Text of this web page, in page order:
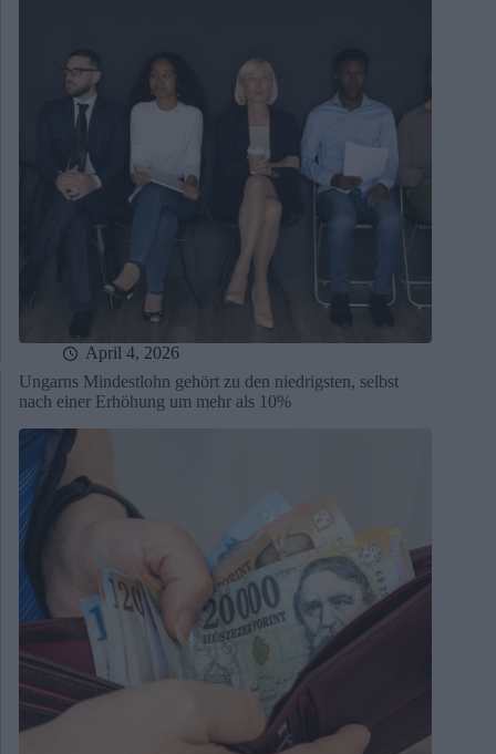
April 4, 2026
Ungarns Mindestlohn gehört zu den niedrigsten, selbst
nach einer Erhöhung um mehr als 10%